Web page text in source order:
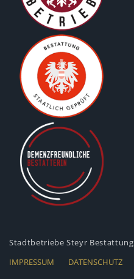
Stadtbetriebe Steyr Bestattung
IMPRESSUM
DATENSCHUTZ